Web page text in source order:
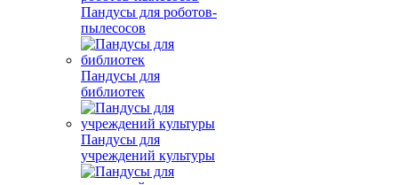
Пандусы для роботов-
пылесосов
Пандусы для
библиотек
Пандусы для
учреждений культуры